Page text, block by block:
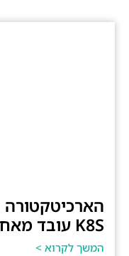
K8S עובד מאחורי הקלעים
המשך לקרוא >